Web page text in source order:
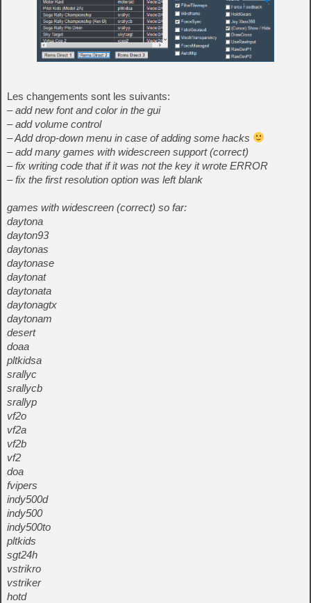
Les changements sont les suivants:
– add new font and color in the gui
– add volume control
– Add drop-down menu in case of adding some hacks
– add many games with widescreen support (correct)
– fix writing code that if it was not the key it wrote ERROR
– fix the first resolution option was left blank
games with widescreen (correct) so far:
daytona
dayton93
daytonas
daytonase
daytonat
daytonata
daytonagtx
daytonam
desert
doaa
pltkidsa
srallyc
srallycb
srallyp
vf2o
vf2a
vf2b
vf2
doa
fvipers
indy500d
indy500
indy500to
pltkids
sgt24h
vstrikro
vstriker
hotd